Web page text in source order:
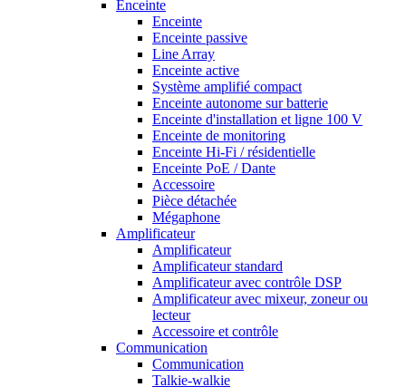
Enceinte
Enceinte
Enceinte passive
Line Array
Enceinte active
Système amplifié compact
Enceinte autonome sur batterie
Enceinte d'installation et ligne 100 V
Enceinte de monitoring
Enceinte Hi-Fi / résidentielle
Enceinte PoE / Dante
Accessoire
Pièce détachée
Mégaphone
Amplificateur
Amplificateur
Amplificateur standard
Amplificateur avec contrôle DSP
Amplificateur avec mixeur, zoneur ou
lecteur
Accessoire et contrôle
Communication
Communication
Talkie-walkie